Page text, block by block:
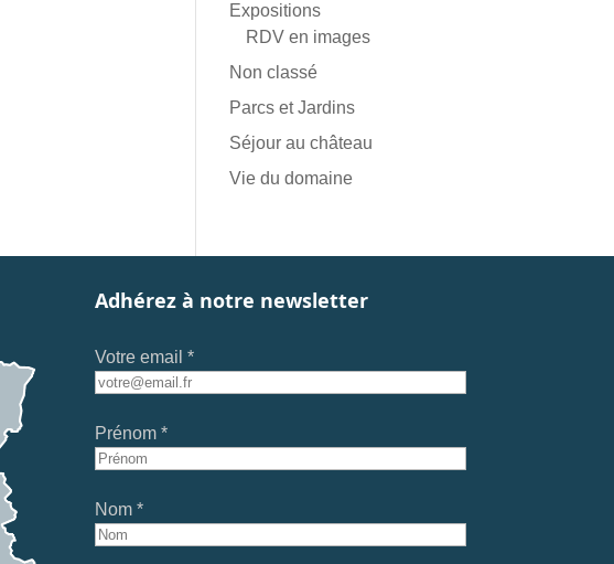
Expositions
RDV en images
Non classé
Parcs et Jardins
Séjour au château
Vie du domaine
Adhérez à notre newsletter
Votre email *
Prénom *
Nom *